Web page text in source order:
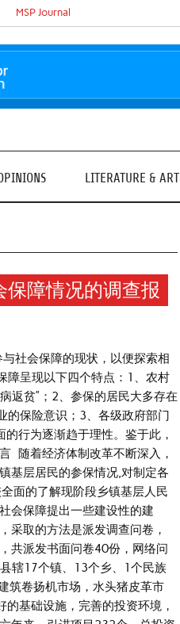
MSP Journal
LITERATURE & ART
保障情况的调查报
社会保障的现状，以便探索相
障呈现以下四个特点：1、农村
返贫”；2、参保的居民大多存在
的保险意识；3、各级政府部门
行为逐渐趋于理性。鉴于此，
随着经济体制改革不断深入，
基层居民的参保情况,对制定各
面的了解现阶段乡镇基层人民
会保障提出一些建设性的建
采取的方法是派发调查问卷，
共派发书面问卷40份，网络问
辖17个镇、13个乡、1个民族
筑卷扬机市场，水头猪皮革市
基础设施，完善的投资环境，